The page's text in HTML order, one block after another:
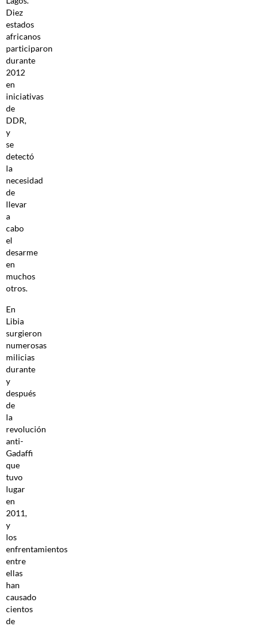
Diez
estados
africanos
participaron
durante
2012
en
iniciativas
de
DDR,
y
se
detectó
la
necesidad
de
llevar
a
cabo
el
desarme
en
muchos
otros.
En
Libia
surgieron
numerosas
milicias
durante
y
después
de
la
revolución
anti-
Gadaffi
que
tuvo
lugar
en
2011,
y
los
enfrentamientos
entre
ellas
han
causado
cientos
de